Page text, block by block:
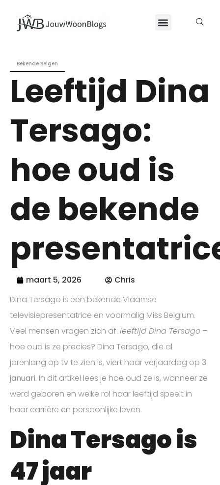
Bekende Belgen
Leeftijd Dina
Tersago:
hoe oud is
de bekende
maart 5, 2026
Chris
Dina Tersago is een bekende Vlaamse
televisiepresentatrice en voormalig Miss Belgium.
Veel mensen vragen zich af: leeftijd Dina Tersago –
hoe oud is ze precies? Dina Tersago, die al
jarenlang op tv te zien is, viert haar verjaardag op 3
januari. In dit artikel lees je hoe oud ze is, wanneer ze
werd geboren en welke rol haar leeftijd speelt in
haar carrière en persoonlijke leven.
Dina Tersago is
47 jaar